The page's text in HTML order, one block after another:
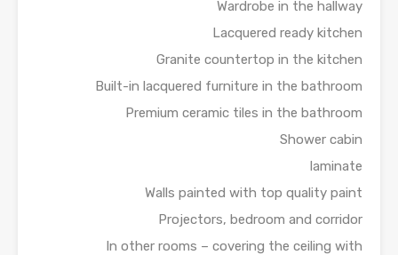
Wardrobe in the hallway
Lacquered ready kitchen
Granite countertop in the kitchen
Built-in lacquered furniture in the bathroom
Premium ceramic tiles in the bathroom
Shower cabin
laminate
Walls painted with top quality paint
Projectors, bedroom and corridor
In other rooms – covering the ceiling with